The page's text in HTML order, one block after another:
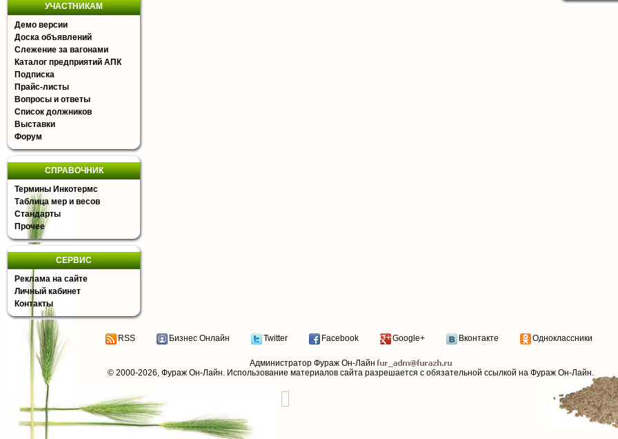
УЧАСТНИКАМ
Демо версии
Доска объявлений
Слежение за вагонами
Каталог предприятий АПК
Подписка
Прайс-листы
Вопросы и ответы
Список должников
Выставки
Форум
СПРАВОЧНИК
Термины Инкотермс
Таблица мер и весов
Стандарты
Прочее
СЕРВИС
Реклама на сайте
Личный кабинет
Контакты
RSS Бизнес Онлайн Twitter Facebook Google+ Вконтакте Одноклассники
Администратор Фураж Он-Лайн
© 2000-2026, Фураж Он-Лайн. Использование материалов сайта разрешается с обязательной ссылкой на Фураж Он-Лайн.